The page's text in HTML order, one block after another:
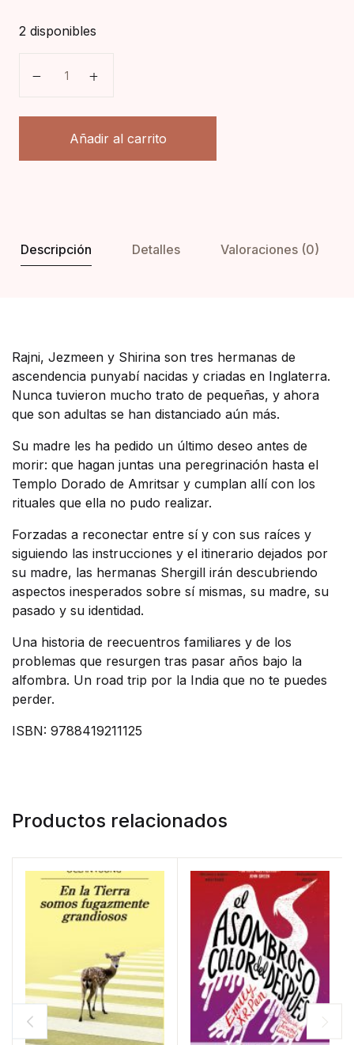
2 disponibles
Añadir al carrito
Descripción Detalles Valoraciones (0)
Rajni, Jezmeen y Shirina son tres hermanas de
ascendencia punyabí nacidas y criadas en Inglaterra.
Nunca tuvieron mucho trato de pequeñas, y ahora
que son adultas se han distanciado aún más.
Su madre les ha pedido un último deseo antes de
morir: que hagan juntas una peregrinación hasta el
Templo Dorado de Amritsar y cumplan allí con los
rituales que ella no pudo realizar.
Forzadas a reconectar entre sí y con sus raíces y
siguiendo las instrucciones y el itinerario dejados por
su madre, las hermanas Shergill irán descubriendo
aspectos inesperados sobre sí mismas, su madre, su
pasado y su identidad.
Una historia de reecuentros familiares y de los
problemas que resurgen tras pasar años bajo la
alfombra. Un road trip por la India que no te puedes
perder.
ISBN: 9788419211125
Productos relacionados